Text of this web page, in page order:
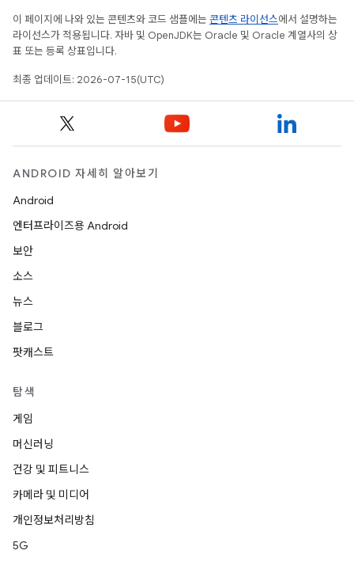
이 페이지에 나와 있는 콘텐츠와 코드 샘플에는 콘텐츠 라이선스에서 설명하는
라이선스가 적용됩니다. 자바 및 OpenJDK는 Oracle 및 Oracle 계열사의 상
표 또는 등록 상표입니다.
최종 업데이트: 2026-07-15(UTC)
ANDROID 자세히 알아보기
Android
엔터프라이즈용 Android
보안
소스
뉴스
블로그
팟캐스트
탐색
게임
머신러닝
건강 및 피트니스
카메라 및 미디어
개인정보처리방침
5G